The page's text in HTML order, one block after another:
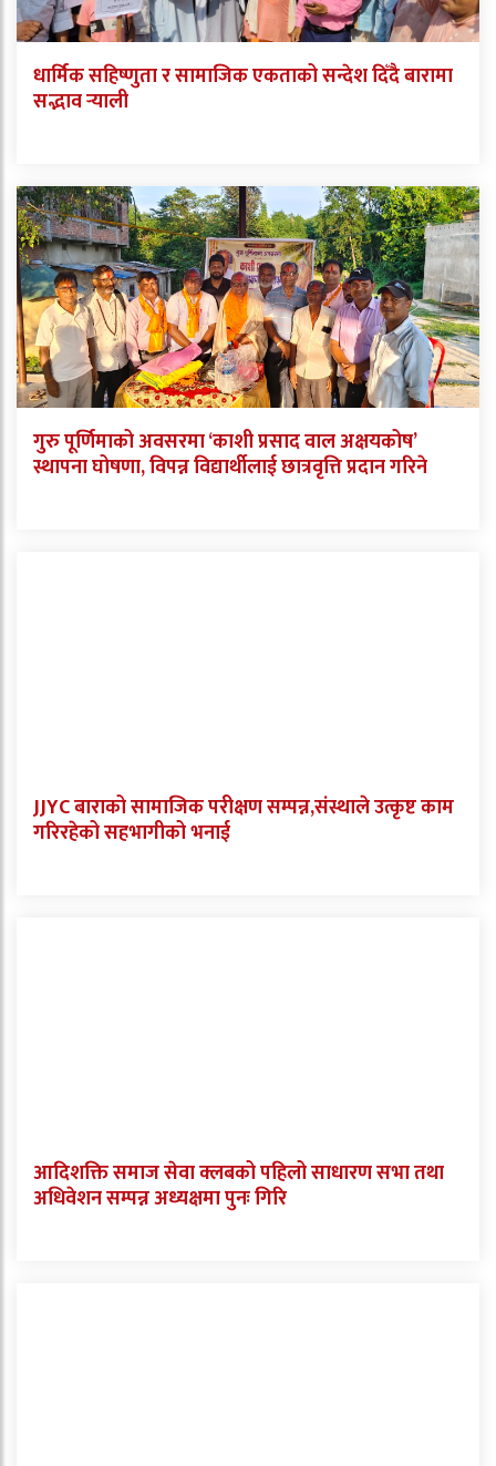
धार्मिक सहिष्णुता र सामाजिक एकताको सन्देश दिँदै बारामा
सद्भाव र्‍याली
गुरु पूर्णिमाको अवसरमा ‘काशी प्रसाद वाल अक्षयकोष’
स्थापना घोषणा, विपन्न विद्यार्थीलाई छात्रवृत्ति प्रदान गरिने
JJYC बाराको सामाजिक परीक्षण सम्पन्न,संस्थाले उत्कृष्ट काम
गरिरहेको सहभागीको भनाई
आदिशक्ति समाज सेवा क्लबको पहिलो साधारण सभा तथा
अधिवेशन सम्पन्न अध्यक्षमा पुनः गिरि